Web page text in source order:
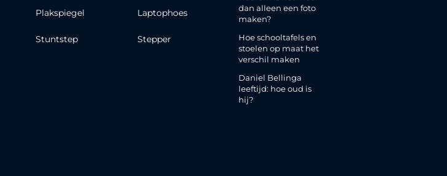
Plakspiegel
Stuntstep
Laptophoes
Stepper
dan alleen een foto
maken?
Hoe schooltafels en
stoelen op maat het
verschil maken
Daniel Bellinga
leeftijd: hoe oud is
hij?